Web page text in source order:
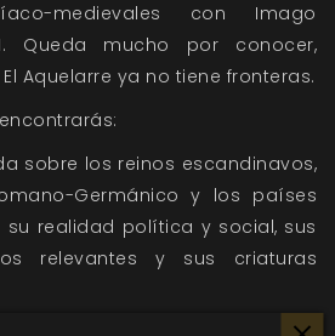
medievales con Imago
Queda mucho por conocer,
Aquelarre ya no tiene fronteras.
sobre los reinos escandinavos,
Germánico y los países
su realidad política y social, sus
relevantes y sus criaturas
en las nuevas regiones y los